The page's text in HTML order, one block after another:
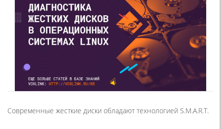
Современные жесткие диски обладают технологией S.M.A.R.T.